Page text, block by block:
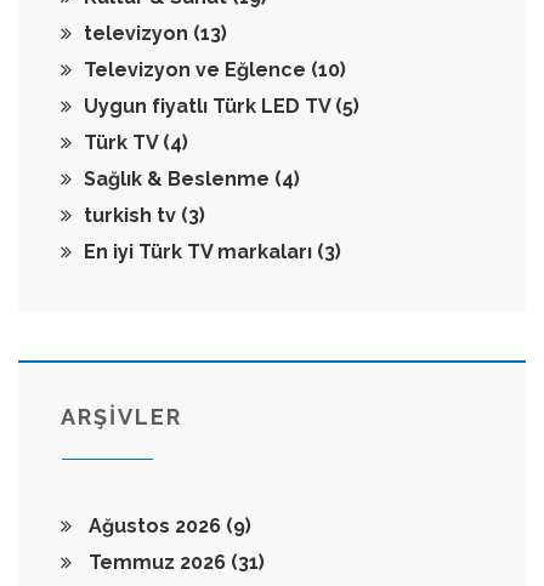
televizyon (13)
Televizyon ve Eğlence (10)
Uygun fiyatlı Türk LED TV (5)
Türk TV (4)
Sağlık & Beslenme (4)
turkish tv (3)
En iyi Türk TV markaları (3)
ARŞİVLER
Ağustos 2026 (9)
Temmuz 2026 (31)